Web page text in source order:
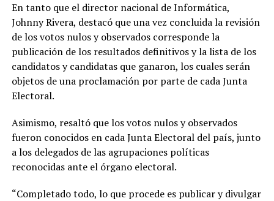
En tanto que el director nacional de Informática,
Johnny Rivera, destacó que una vez concluida la revisión
de los votos nulos y observados corresponde la
publicación de los resultados definitivos y la lista de los
candidatos y candidatas que ganaron, los cuales serán
objetos de una proclamación por parte de cada Junta
Electoral.
Asimismo, resaltó que los votos nulos y observados
fueron conocidos en cada Junta Electoral del país, junto
a los delegados de las agrupaciones políticas
reconocidas ante el órgano electoral.
“Completado todo, lo que procede es publicar y divulgar